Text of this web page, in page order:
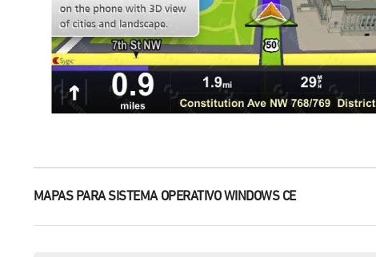
MAPAS PARA SISTEMA OPERATIVO WINDOWS CE